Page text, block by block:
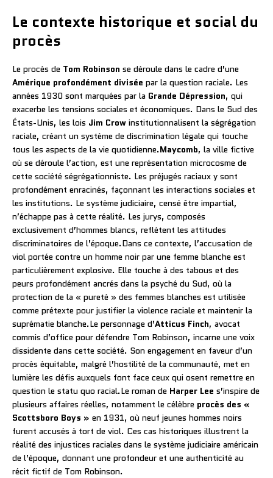
Le contexte historique et social du
procès
Le procès de Tom Robinson se déroule dans le cadre d’une
Amérique profondément divisée par la question raciale. Les
années 1930 sont marquées par la Grande Dépression, qui
exacerbe les tensions sociales et économiques. Dans le Sud des
États-Unis, les lois Jim Crow institutionnalisent la ségrégation
raciale, créant un système de discrimination légale qui touche
tous les aspects de la vie quotidienne.Maycomb, la ville fictive
où se déroule l’action, est une représentation microcosme de
cette société ségrégationniste. Les préjugés raciaux y sont
profondément enracinés, façonnant les interactions sociales et
les institutions. Le système judiciaire, censé être impartial,
n’échappe pas à cette réalité. Les jurys, composés
exclusivement d’hommes blancs, reflètent les attitudes
discriminatoires de l’époque.Dans ce contexte, l’accusation de
viol portée contre un homme noir par une femme blanche est
particulièrement explosive. Elle touche à des tabous et des
peurs profondément ancrés dans la psyché du Sud, où la
protection de la « pureté » des femmes blanches est utilisée
comme prétexte pour justifier la violence raciale et maintenir la
suprématie blanche.Le personnage d’Atticus Finch, avocat
commis d’office pour défendre Tom Robinson, incarne une voix
dissidente dans cette société. Son engagement en faveur d’un
procès équitable, malgré l’hostilité de la communauté, met en
lumière les défis auxquels font face ceux qui osent remettre en
question le statu quo racial.Le roman de Harper Lee s’inspire de
plusieurs affaires réelles, notamment le célèbre procès des «
Scottsboro Boys » en 1931, où neuf jeunes hommes noirs
furent accusés à tort de viol. Ces cas historiques illustrent la
réalité des injustices raciales dans le système judiciaire américain
de l’époque, donnant une profondeur et une authenticité au
récit fictif de Tom Robinson.